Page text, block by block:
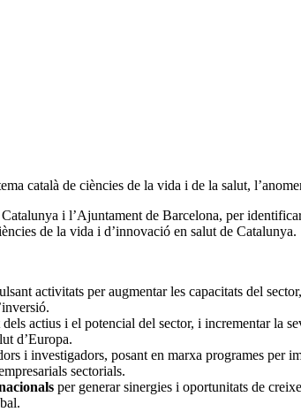
català de ciències de la vida i de la salut,
i l’Ajuntament de Barcelona, per
de la vida i d’innovació en salut de Catalunya.
activitats per augmentar les capacitats del
actius i el potencial del sector, i incrementar la
d’Europa.
i investigadors, posant en marxa programes per
sectorials.
per generar sinergies i oportunitats de